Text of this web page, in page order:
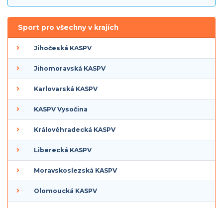
Sport pro všechny v krajích
Jihočeská KASPV
Jihomoravská KASPV
Karlovarská KASPV
KASPV Vysočina
Královéhradecká KASPV
Liberecká KASPV
Moravskoslezská KASPV
Olomoucká KASPV